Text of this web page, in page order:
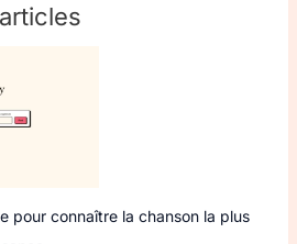
pour connaître la chanson la plus